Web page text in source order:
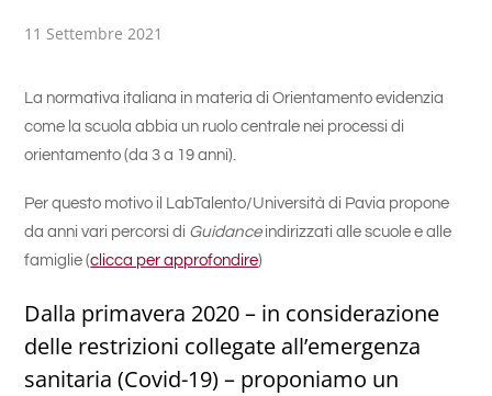
11 Settembre 2021
La normativa italiana in materia di Orientamento evidenzia
come la scuola abbia un ruolo centrale nei processi di
orientamento (da 3 a 19 anni).
Per questo motivo il LabTalento/Università di Pavia propone
da anni vari percorsi di Guidanceindirizzati alle scuole e alle
famiglie (clicca per approfondire)
Dalla primavera 2020 – in considerazione
delle restrizioni collegate all’emergenza
sanitaria (Covid-19) – proponiamo un